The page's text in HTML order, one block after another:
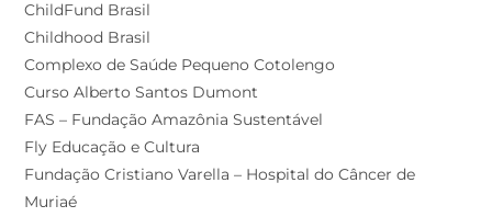
ChildFund Brasil
Childhood Brasil
Complexo de Saúde Pequeno Cotolengo
Curso Alberto Santos Dumont
FAS – Fundação Amazônia Sustentável
Fly Educação e Cultura
Fundação Cristiano Varella – Hospital do Câncer de
Muriaé